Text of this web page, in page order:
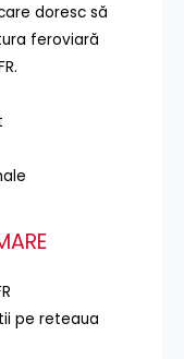
doresc să
feroviară
pe reteaua